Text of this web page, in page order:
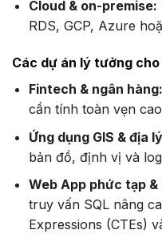
Cloud & on-premise:
RDS, GCP, Azure
Các dự án lý tưởng
Fintech & ngân hàng:
cần tính toàn vẹn
Ứng dụng GIS & địa
bản đồ, định vị và
Web App phức tạp
truy vấn SQL nâng
Expressions (CTEs)